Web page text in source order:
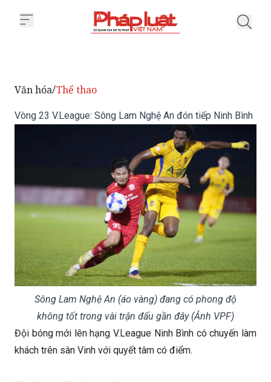
Vòng 23 V.League: Sông Lam Nghệ An đón tiếp Ninh Bình
Sông Lam Nghệ An (áo vàng) đang có phong độ
không tốt trong vài trận đấu gần đây (Ảnh VPF)